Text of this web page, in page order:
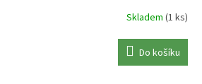
Skladem (1 ks)
Do košíku